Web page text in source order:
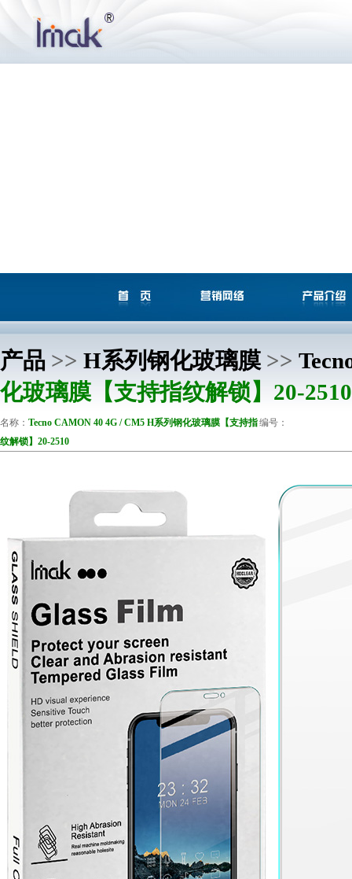
产品 >> H系列钢化玻璃膜 >>
化玻璃膜【支持指纹解锁】20-2510
名称： Tecno CAMON 40 4G / CM5 H系列钢化玻璃膜【支持指
纹解锁】20-2510
编号：